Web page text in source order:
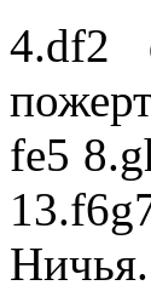
4.df2
fe5
Ничья.